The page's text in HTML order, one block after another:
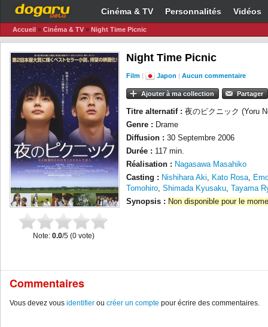
Cinéma & TV Personnalités Vidéos
Accueil » Cinéma & TV » Night Time Picnic
Note: 0.0/5 (0vote)
Night Time Picnic
Film | Japon | Aucun commentaire
Ajouter à ma collection Partager
Titre alternatif : 夜のピクニック (Yoru
Genre : Drame
Diffusion : 30 Septembre 2006
Durée : 117 min.
Réalisation : Nagasawa Masahiko
Casting : Nishihara Aki, Kato Rosa,
Tomohiro, Shimada Kyusaku,
Tayama
Synopsis : Non disponible pour le
Commentaires
Vous devez vous identifier ou créer un compte pour écrire des commentaires.